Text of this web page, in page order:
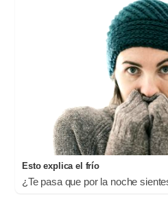
Esto explica el frío
¿Te pasa que por la noche